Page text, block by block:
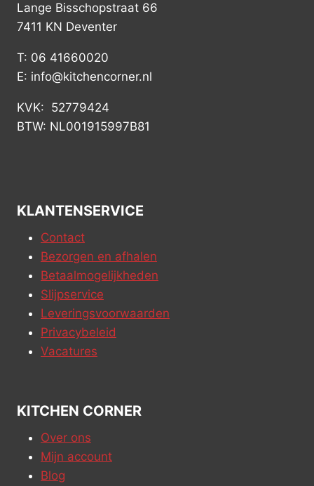
Lange Bisschopstraat 66
7411 KN Deventer
T: 06 41660020
E: info@kitchencorner.nl
KVK: 52779424
BTW: NL001915997B81
KLANTENSERVICE
Contact
Bezorgen en afhalen
Betaalmogelijkheden
Slijpservice
Leveringsvoorwaarden
Privacybeleid
Vacatures
KITCHEN CORNER
Over ons
Mijn account
Blog